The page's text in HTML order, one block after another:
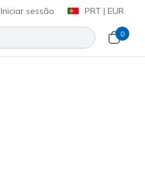
Iniciar sessão PRT | EUR
0